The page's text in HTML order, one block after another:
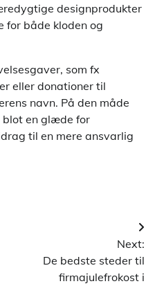
designprodukter
for både kloden og
som fx
eller donationer til
navn. På den måde
blot en glæde for
til en mere ansvarlig
Next:
De bedste steder til
firmajulefrokost i